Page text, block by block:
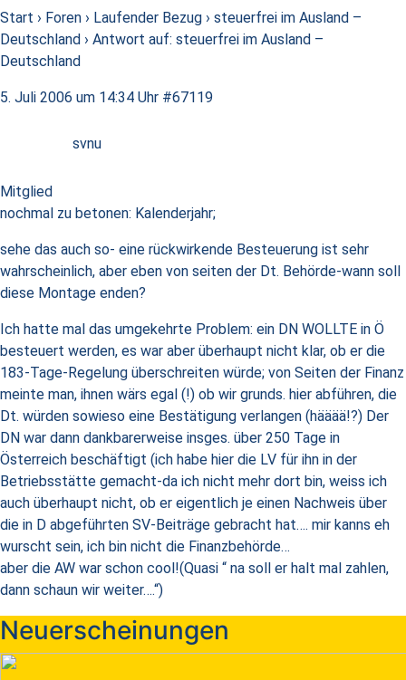
Start › Foren › Laufender Bezug › steuerfrei im Ausland –
Deutschland › Antwort auf: steuerfrei im Ausland –
Deutschland
5. Juli 2006 um 14:34 Uhr #67119
svnu
Mitglied
nochmal zu betonen: Kalenderjahr;
sehe das auch so- eine rückwirkende Besteuerung ist sehr
wahrscheinlich, aber eben von seiten der Dt. Behörde-wann soll
diese Montage enden?
Ich hatte mal das umgekehrte Problem: ein DN WOLLTE in Ö
besteuert werden, es war aber überhaupt nicht klar, ob er die
183-Tage-Regelung überschreiten würde; von Seiten der Finanz
meinte man, ihnen wärs egal (!) ob wir grunds. hier abführen, die
Dt. würden sowieso eine Bestätigung verlangen (hääää!?) Der
DN war dann dankbarerweise insges. über 250 Tage in
Österreich beschäftigt (ich habe hier die LV für ihn in der
Betriebsstätte gemacht-da ich nicht mehr dort bin, weiss ich
auch überhaupt nicht, ob er eigentlich je einen Nachweis über
die in D abgeführten SV-Beiträge gebracht hat…. mir kanns eh
wurscht sein, ich bin nicht die Finanzbehörde…
aber die AW war schon cool!(Quasi “ na soll er halt mal zahlen,
dann schaun wir weiter….“)
Neuerscheinungen